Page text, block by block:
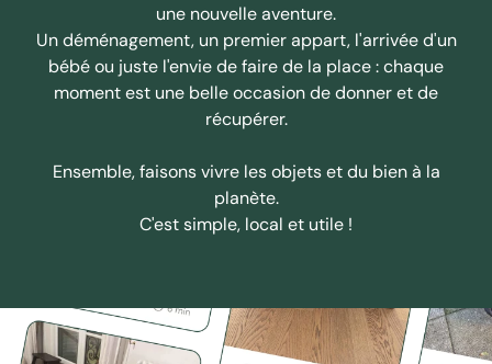
une nouvelle aventure.
Un déménagement, un premier appart, l'arrivée d'un
bébé ou juste l'envie de faire de la place : chaque
moment est une belle occasion de donner et de
récupérer.
Ensemble, faisons vivre les objets et du bien à la
planète.
C'est simple, local et utile !